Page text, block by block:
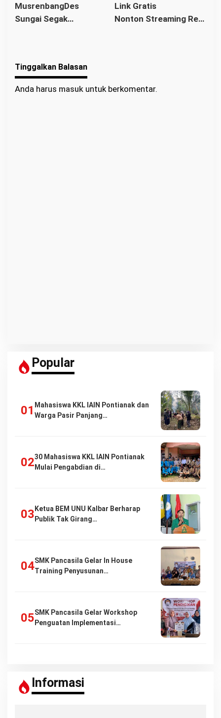
Pontianak Ikuti Senam
Sehat dan
Kata Menlu
MusrenbangDes
Sungai Segak
dalam Kebaikan
Link Gratis
Nonton Streaming Real
Tinggalkan Balasan
Anda harus masuk untuk berkomentar.
Popular
Mahasiswa KKL IAIN Pontianak dan
Warga Pasir Panjang…
30 Mahasiswa KKL IAIN Pontianak
Mulai Pengabdian di…
Ketua BEM UNU Kalbar Berharap
Publik Tak Girang…
SMK Pancasila Gelar In House
Training Penyusunan…
SMK Pancasila Gelar Workshop
Penguatan Implementasi…
Informasi